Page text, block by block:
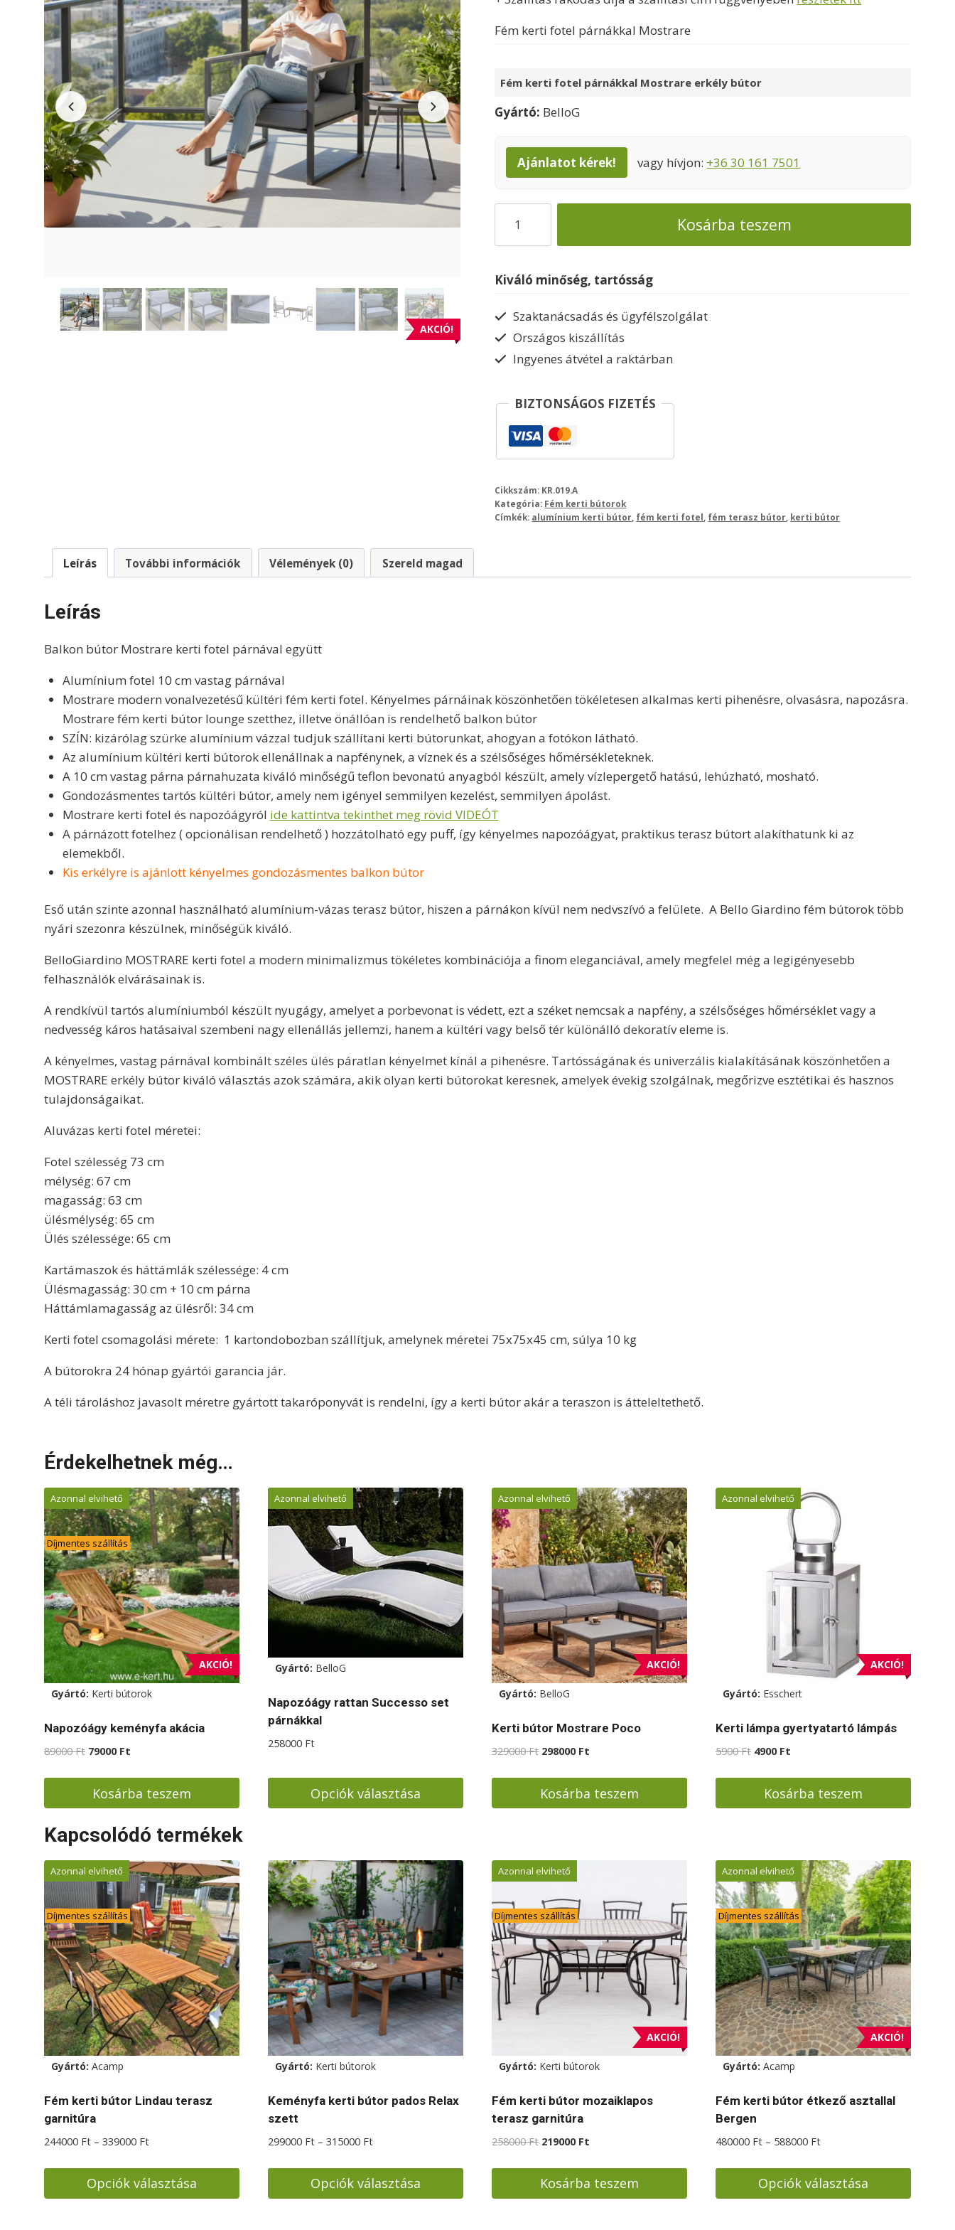
AKCIÓ!
Fém kerti fotel párnákkal Mostrare
Fém kerti fotel párnákkal Mostrare erkély bútor
Gyártó: BelloG
Ajánlatot kérek! vagy hívjon: +36 30 161 7501
bútor
Mostrare
fotel
mennyiség
Kosárba teszem
Kiváló minőség, tartósság
Szaktanácsadás és ügyfélszolgálat
Országos kiszállítás
Ingyenes átvétel a raktárban
BIZTONSÁGOS FIZETÉS
Cikkszám: KR.019.A
Kategória: Fém kerti bútorok
Címkék: alumínium kerti bútor fém kerti fotel fém terasz bútor kerti bútor
Leírás További információk Vélemények (0) Szereld magad
Leírás
Balkon bútor Mostrare kerti fotel párnával együtt
Alumínium fotel 10 cm vastag párnával
Mostrare modern vonalvezetésű kültéri fém kerti fotel. Kényelmes párnáinak köszönhetően tökéletesen alkalmas kerti pihenésre, olvasásra, napozásra.
Mostrare fém kerti bútor lounge szetthez, illetve önállóan is rendelhető balkon bútor
SZÍN: kizárólag szürke alumínium vázzal tudjuk szállítani kerti bútorunkat, ahogyan a fotókon látható.
Az alumínium kültéri kerti bútorok ellenállnak a napfénynek, a víznek és a szélsőséges hőmérsékleteknek.
A 10 cm vastag párna párnahuzata kiváló minőségű teflon bevonatú anyagból készült, amely vízlepergető hatású, lehúzható, mosható.
Gondozásmentes tartós kültéri bútor, amely nem igényel semmilyen kezelést, semmilyen ápolást.
Mostrare kerti fotel és napozóágyról ide kattintva tekinthet meg rövid VIDEÓT
A párnázott fotelhez ( opcionálisan rendelhető ) hozzátolható egy puff, így kényelmes napozóágyat, praktikus terasz bútort alakíthatunk ki az
elemekből.
Kis erkélyre is ajánlott kényelmes gondozásmentes balkon bútor
Eső után szinte azonnal használható alumínium-vázas terasz bútor, hiszen a párnákon kívül nem nedvszívó a felülete. A Bello Giardino fém bútorok több
nyári szezonra készülnek, minőségük kiváló.
BelloGiardino MOSTRARE kerti fotel a modern minimalizmus tökéletes kombinációja a finom eleganciával, amely megfelel még a legigényesebb
felhasználók elvárásainak is.
A rendkívül tartós alumíniumból készült nyugágy, amelyet a porbevonat is védett, ezt a széket nemcsak a napfény, a szélsőséges hőmérséklet vagy a
nedvesség káros hatásaival szembeni nagy ellenállás jellemzi, hanem a kültéri vagy belső tér különálló dekoratív eleme is.
A kényelmes, vastag párnával kombinált széles ülés páratlan kényelmet kínál a pihenésre. Tartósságának és univerzális kialakításának köszönhetően a
MOSTRARE erkély bútor kiváló választás azok számára, akik olyan kerti bútorokat keresnek, amelyek évekig szolgálnak, megőrizve esztétikai és hasznos
tulajdonságaikat.
Aluvázas kerti fotel méretei:
Fotel szélesség 73 cm
mélység: 67 cm
magasság: 63 cm
ülésmélység: 65 cm
Ülés szélessége: 65 cm
Kartámaszok és háttámlák szélessége: 4 cm
Ülésmagasság: 30 cm + 10 cm párna
Háttámlamagasság az ülésről: 34 cm
Kerti fotel csomagolási mérete: 1 kartondobozban szállítjuk, amelynek méretei 75x75x45 cm, súlya 10 kg
A bútorokra 24 hónap gyártói garancia jár.
A téli tároláshoz javasolt méretre gyártott takaróponyvát is rendelni, így a kerti bútor akár a teraszon is átteleltethető.
Érdekelhetnek még…
AKCIÓ!
Azonnal elvihető
Díjmentes szállítás
Gyártó: Kerti bútorok
Napozóágy keményfa akácia
89000Ft Original
89000 Ft.
79000 Ft
79000 Ft.
Kosárba teszem
Azonnal elvihető
Gyártó: BelloG
Napozóágy rattan Successo set
párnákkal
258000 Ft
Opciók választása
több
variációja
van.
változatok
a
termékoldalon
választhatók
ki
AKCIÓ!
Azonnal elvihető
Gyártó: BelloG
Kerti bútor Mostrare Poco
329000Ft Original
329000 Ft.
298000 Ft
298000 Ft.
Kosárba teszem
AKCIÓ!
Azonnal elvihető
Gyártó: Esschert
Kerti lámpa gyertyatartó lámpás
5900Ft Original
5900 Ft.
4900 Ft
4900 Ft.
Kosárba teszem
Kapcsolódó termékek
Azonnal elvihető
Díjmentes szállítás
Gyártó: Acamp
Fém kerti bútor Lindau terasz
garnitúra
244000 Ft – 339000 FtÁrtartomány:
-
339000 Ft
Opciók választása
Gyártó: Kerti bútorok
Keményfa kerti bútor pados Relax
szett
299000 Ft – 315000 FtÁrtartomány:
-
315000 Ft
Opciók választása
AKCIÓ!
Azonnal elvihető
Díjmentes szállítás
Gyártó: Kerti bútorok
Fém kerti bútor mozaiklapos
terasz garnitúra
258000Ft Original
was:
258000 Ft.
219000 Ft
is:
219000 Ft.
Kosárba teszem
AKCIÓ!
Azonnal elvihető
Díjmentes szállítás
Gyártó: Acamp
Fém kerti bútor étkező asztallal
Bergen
480000 Ft – 588000 FtÁrtartomány:
-
588000 Ft
Opciók választása